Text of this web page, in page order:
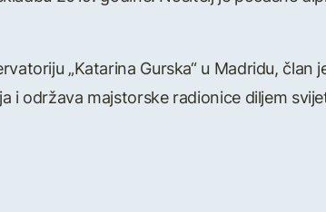
„Katarina Gurska“ u Madridu, član
i održava majstorske radionice diljem